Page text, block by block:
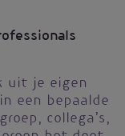
uit je eigen
een bepaalde
collega’s,